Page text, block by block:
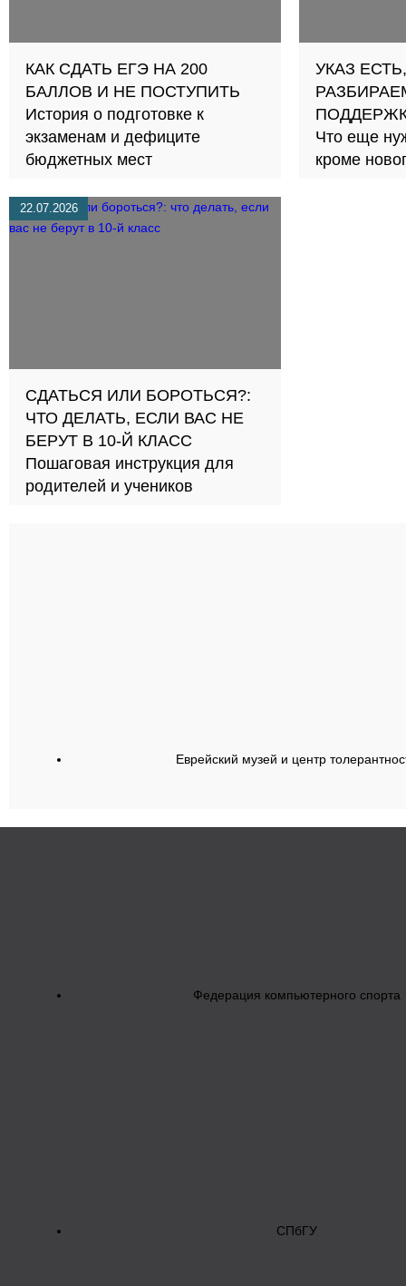
КАК СДАТЬ ЕГЭ НА 200
БАЛЛОВ И НЕ ПОСТУПИТЬ
История о подготовке к
экзаменам и дефиците
бюджетных мест
УКАЗ
Что еще
кроме
22.07.2026
СДАТЬСЯ ИЛИ БОРОТЬСЯ?:
ЧТО ДЕЛАТЬ, ЕСЛИ ВАС НЕ
БЕРУТ В 10-Й КЛАСС
Пошаговая инструкция для
родителей и учеников
Еврейский музей и центр
Федерация компьютерного спорта
СПбГУ